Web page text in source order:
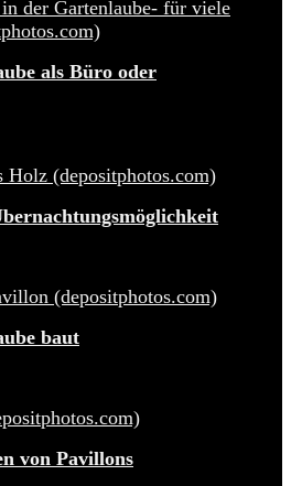
als Büro oder
baut
von Pavillons